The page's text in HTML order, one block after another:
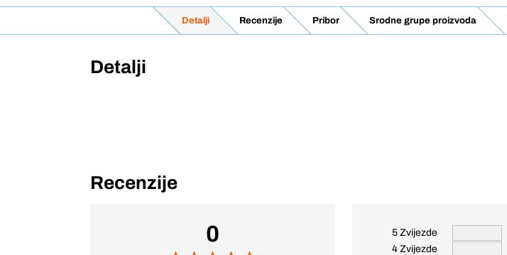
Detalji Recenzije Pribor Srodne grupe proizvoda
Detalji
Recenzije
0 5 Zvijezde
4 Zvijezde